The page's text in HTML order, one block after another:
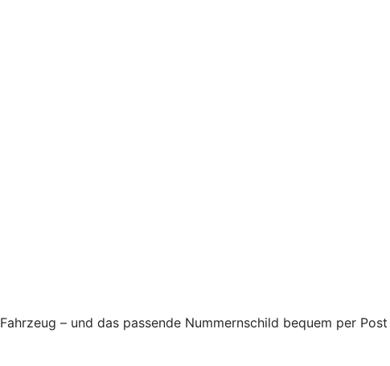
– und das passende Nummernschild bequem per Post